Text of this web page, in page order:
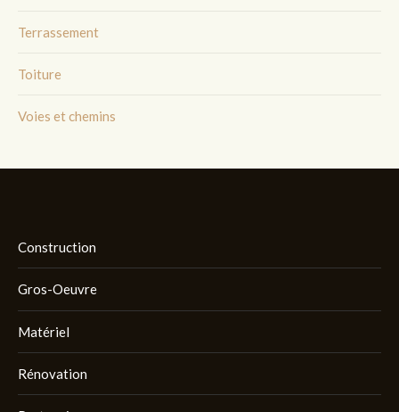
Terrassement
Toiture
Voies et chemins
Construction
Gros-Oeuvre
Matériel
Rénovation